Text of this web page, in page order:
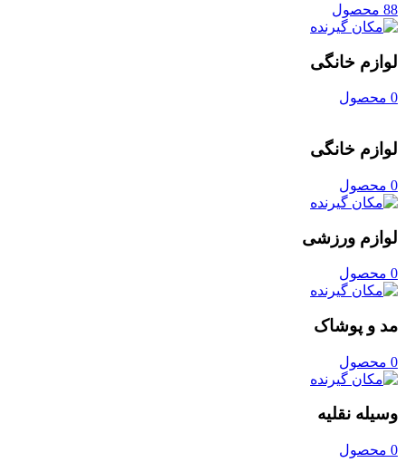
88 محصول
لوازم خانگی
0 محصول
لوازم خانگی
0 محصول
لوازم ورزشی
0 محصول
مد و پوشاک
0 محصول
وسیله نقلیه
0 محصول